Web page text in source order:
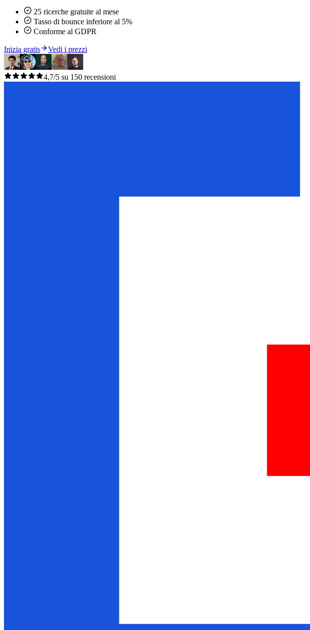
25 ricerche gratuite al mese
Tasso di bounce inferiore al 5%
Conforme al GDPR
Inizia gratis Vedi i prezzi
4,7/5 su 150 recensioni